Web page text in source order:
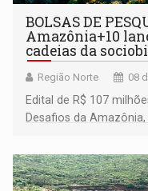
BOLSAS DE
Amazônia+10
cadeias da
Região Norte 08
Edital de R$ 107
Desafios da
submissão de pré-
setembro